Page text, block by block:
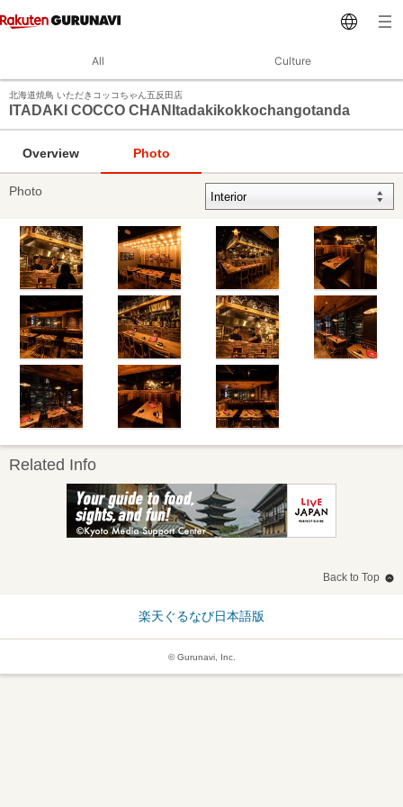
All Culture
北海道焼鳥 いただきコッコちゃん五反田店
ITADAKI COCCO CHANItadakikokkochangotanda
Overview Photo
Photo
Related Info
Back to Top
楽天ぐるなび日本語版
© Gurunavi, Inc.